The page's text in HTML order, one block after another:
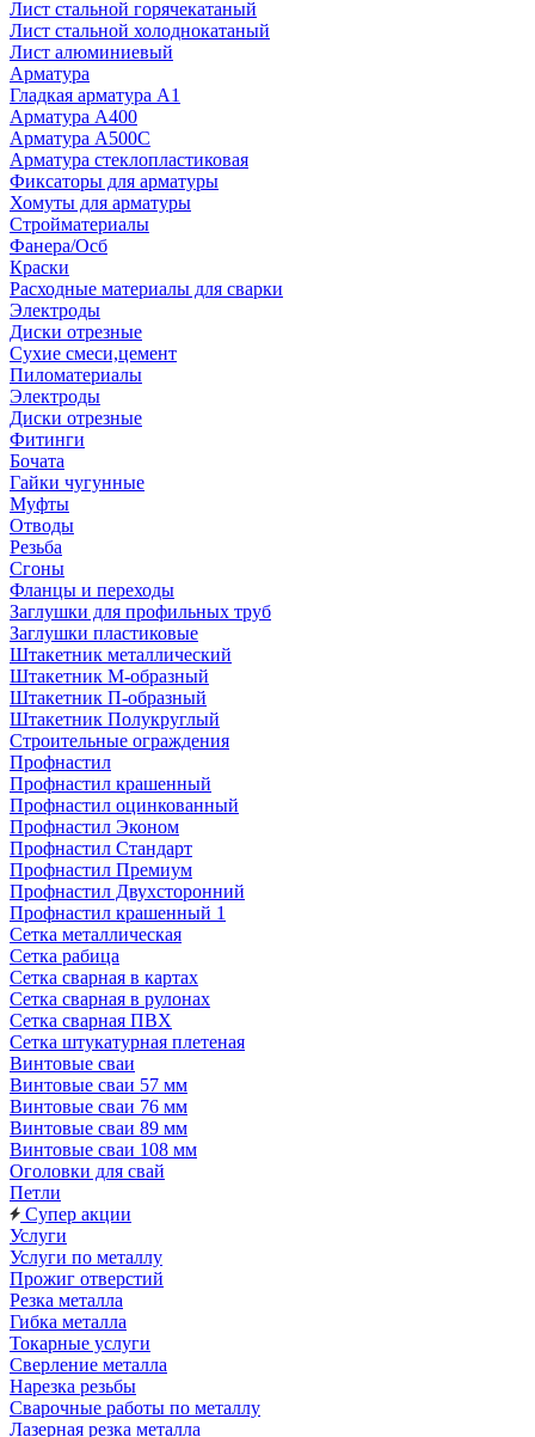
Лист стальной горячекатаный
Лист стальной холоднокатаный
Лист алюминиевый
Арматура
Гладкая арматура А1
Арматура А400
Арматура A500C
Арматура стеклопластиковая
Фиксаторы для арматуры
Хомуты для арматуры
Стройматериалы
Фанера/Осб
Краски
Расходные материалы для сварки
Электроды
Диски отрезные
Сухие смеси,цемент
Пиломатериалы
Электроды
Диски отрезные
Фитинги
Бочата
Гайки чугунные
Муфты
Отводы
Резьба
Сгоны
Фланцы и переходы
Заглушки для профильных труб
Заглушки пластиковые
Штакетник металлический
Штакетник М-образный
Штакетник П-образный
Штакетник Полукруглый
Строительные ограждения
Профнастил
Профнастил крашенный
Профнастил оцинкованный
Профнастил Эконом
Профнастил Стандарт
Профнастил Премиум
Профнастил Двухсторонний
Профнастил крашенный 1
Сетка металлическая
Сетка рабица
Сетка сварная в картах
Сетка сварная в рулонах
Сетка сварная ПВХ
Сетка штукатурная плетеная
Винтовые сваи
Винтовые сваи 57 мм
Винтовые сваи 76 мм
Винтовые сваи 89 мм
Винтовые сваи 108 мм
Оголовки для свай
Петли
Супер акции
Услуги
Услуги по металлу
Прожиг отверстий
Резка металла
Гибка металла
Токарные услуги
Сверление металла
Нарезка резьбы
Сварочные работы по металлу
Лазерная резка металла